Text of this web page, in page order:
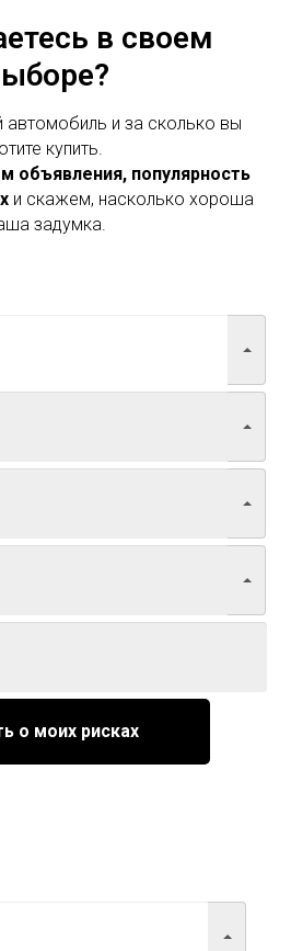
в своем
автомобиль и за сколько вы
купить.
объявления, популярность
и скажем, насколько хороша
задумка.
о моих рисках